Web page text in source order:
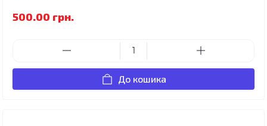
500.00 грн.
До кошика